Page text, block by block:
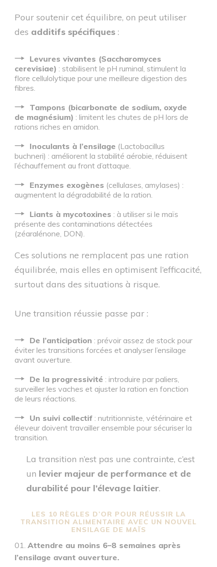
Pour soutenir cet équilibre, on peut utiliser
des additifs spécifiques :
Levures vivantes (Saccharomyces
cerevisiae) : stabilisent le pH ruminal, stimulent la
flore cellulolytique pour une meilleure digestion des
fibres.
Tampons (bicarbonate de sodium, oxyde
de magnésium) : limitent les chutes de pH lors de
rations riches en amidon.
Inoculants à l’ensilage (Lactobacillus
buchneri) : améliorent la stabilité aérobie, réduisent
l’échauffement au front d’attaque.
Enzymes exogènes (cellulases, amylases) :
augmentent la dégradabilité de la ration.
Liants à mycotoxines : à utiliser si le maïs
présente des contaminations détectées
(zéaralénone, DON).
Ces solutions ne remplacent pas une ration
équilibrée, mais elles en optimisent l’efficacité,
surtout dans des situations à risque.
Une transition réussie passe par :
De l’anticipation : prévoir assez de stock pour
éviter les transitions forcées et analyser l’ensilage
avant ouverture.
De la progressivité : introduire par paliers,
surveiller les vaches et ajuster la ration en fonction
de leurs réactions.
Un suivi collectif : nutritionniste, vétérinaire et
éleveur doivent travailler ensemble pour sécuriser la
transition.
La transition n’est pas une contrainte, c’est
un levier majeur de performance et de
durabilité pour l’élevage laitier.
LES 10 RÈGLES D’OR POUR RÉUSSIR LA
TRANSITION ALIMENTAIRE AVEC UN NOUVEL
ENSILAGE DE MAÏS
Attendre au moins 6–8 semaines après
l’ensilage avant ouverture.